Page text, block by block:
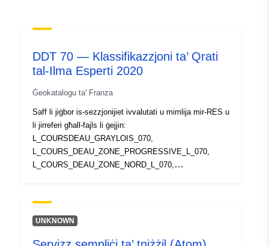
4f8b-8b5e-2bf41ca49a45
Tip:
Riżorsa:
codelist/ResourceType/services
DDT 70 — Klassifikazzjoni ta’ Qrati
tal-Ilma Esperti 2020
Ġeokatalogu ta' Franza
Saff li jiġbor is-sezzjonijiet ivvalutati u mimlija mir-RES u
li jirreferi għall-fajls li ġejjin:
L_COURSDEAU_GRAYLOIS_070,
L_COURS_DEAU_ZONE_PROGRESSIVE_L_070,
L_COURS_DEAU_ZONE_NORD_L_070,
AUCHOUX_L_070 u s-saff Graylois L_FOS_L_070. Dan
is-saff huwa vvalidat għall-KAAT, iżda fl-istruttura tat-
jiddetermina t-tip ta’ fluss (Kors tal-Ilma, Kors Mhux tal-
UNKNOWN